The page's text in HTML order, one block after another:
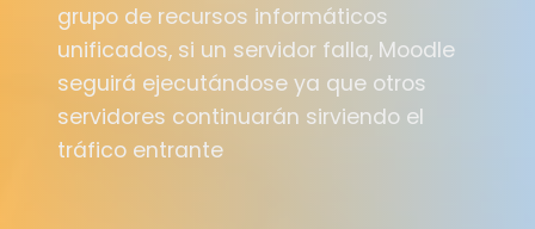
grupo de recursos informáticos
unificados, si un servidor falla, Moodle
seguirá ejecutándose ya que otros
servidores continuarán sirviendo el
tráfico entrante